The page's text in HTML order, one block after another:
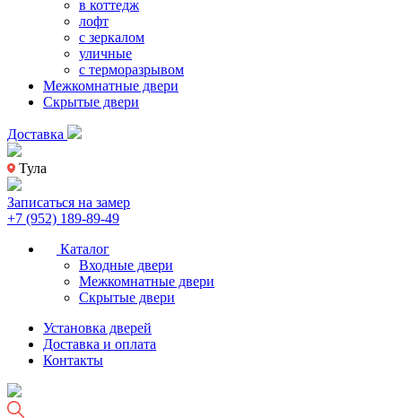
в коттедж
лофт
с зеркалом
уличные
с терморазрывом
Межкомнатные двери
Скрытые двери
Доставка
Тула
Записаться на замер
+7 (952) 189-89-49
Каталог
Входные двери
Межкомнатные двери
Скрытые двери
Установка дверей
Доставка и оплата
Контакты